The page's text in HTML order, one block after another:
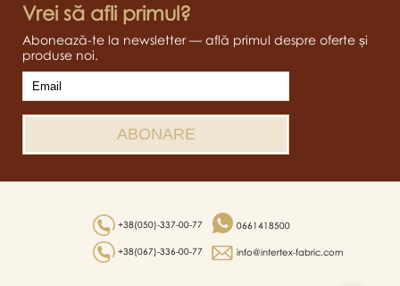
Vrei să afli primul?
Abonează-te la newsletter — află primul despre oferte și
produse noi.
+38(050)-337-00-77
+38(067)-336-00-77
0661418500
info@intertex-fabric.com